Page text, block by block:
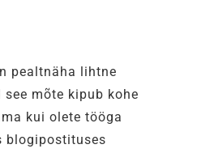
pealtnäha lihtne
mõte kipub kohe
kui olete tööga
blogipostituses